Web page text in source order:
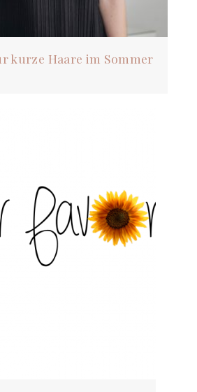
kurze Haare im Sommer